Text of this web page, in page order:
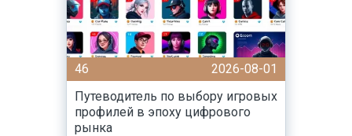
46
2026-08-01
Путеводитель по выбору игровых
профилей в эпоху цифрового
рынка